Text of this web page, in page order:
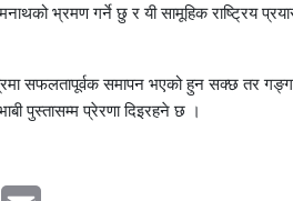
भ्रमण गर्ने छु र यी सामूहिक राष्ट्रिय
सफलतापूर्वक समापन भएको हुन सक्छ तर
पुस्तासम्म प्रेरणा दिइरहने छ ।